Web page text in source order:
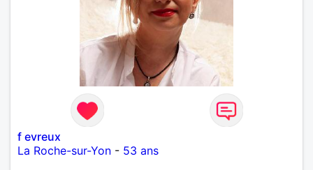
f evreux
La Roche-sur-Yon - 53 ans